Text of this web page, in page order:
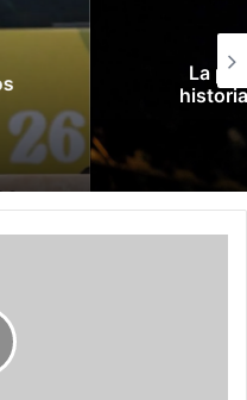
Comaneci: La
olímpico